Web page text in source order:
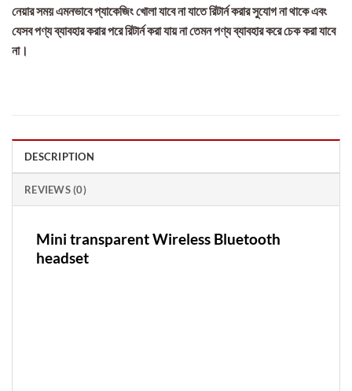
নেয়ার সময় এমনভাবে প্যাকেজিং খোলা যাবে না যাতে রিটার্ন করার সুযোগ না থাকে এবং
যেসব পণ্য ব্যাবহার করার পরে রিটার্ন করা যায় না তেমন পণ্য ব্যাবহার করে চেক করা যাবে
না।
DESCRIPTION
REVIEWS (0)
Mini transparent Wireless Bluetooth
headset